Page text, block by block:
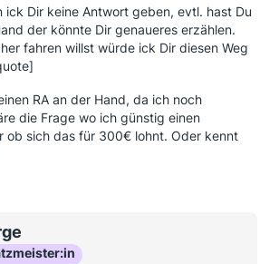
ick Dir keine Antwort geben, evtl. hast Du
der könnte Dir genaueres erzählen.
fahren willst würde ick Dir diesen Weg
RA an der Hand, da ich noch
die Frage wo ich günstig einen
ob sich das für 300€ lohnt. Oder kennt